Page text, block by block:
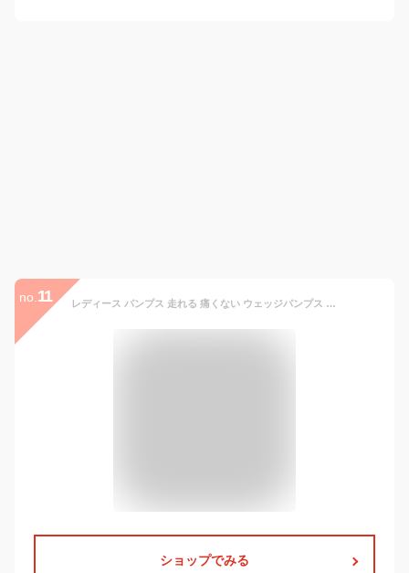
no. 11 レディース パンプス 走れる 痛くない ウェッジパンプス バレエパンプス 歩きやすい LADY WORKER LO17530 LO17550 LO17560 レディーワーカー 立ち仕事 フラット 3E相当 幅広 靴 ビジネスシューズ スーツ バレンタイン ギフト
ショップでみる